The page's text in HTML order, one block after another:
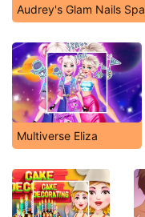
Audrey's Glam Nails Spa
Multiverse Eliza